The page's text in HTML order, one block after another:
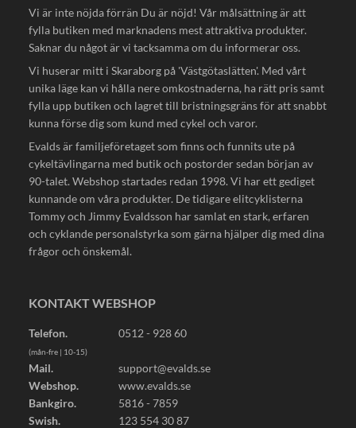
Vi är inte nöjda förrän Du är nöjd! Vår målsättning är att
fylla butiken med marknadens mest attraktiva produkter.
Saknar du något är vi tacksamma om du informerar oss.
Vi huserar mitt i Skaraborg på 'Västgötaslätten'. Med vårt
unika läge kan vi hålla nere omkostnaderna, ha rätt pris samt
fylla upp butiken och lagret till bristningsgräns för att snabbt
kunna förse dig som kund med cykel och varor.
Evalds är familjeföretaget som finns och funnits ute på
cykeltävlingarna med butik och postorder sedan början av
90-talet. Webshop startades redan 1998. Vi har ett gediget
kunnande om våra produkter. De tidigare elitcyklisterna
Tommy och Jimmy Evaldsson har samlat en stark, erfaren
och cyklande personalstyrka som gärna hjälper dig med dina
frågor och önskemål.
KONTAKT WEBSHOP
Telefon. 0512 - 928 60
(mån-fre | 10-15)
Mail.
support@evalds.se
Webshop.
www.evalds.se
Bankgiro.
5816 - 7859
Swish.
123 554 30 87